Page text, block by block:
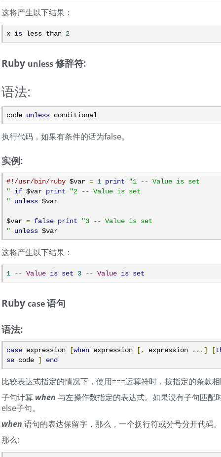
这将产生以下结果：
x is less than 2
Ruby unless修辞符:
语法:
code unless conditional
执行代码，如果有条件的话为false。
实例:
#!/usr/bin/ruby $var = 1 print
"1 -- Value is set
"
if $var print
"2 -- Value is set
"
unless $var
$var = false print
"3 -- Value is set
"
unless $var
这将产生以下结果：
1 -- Value is set 3 -- Value is set
Ruby case语句
语法:
case expression [when expression [, expression ...] [
se code ] end
比较表达式指定的情况下，使用===运算符时，按指定的条款
子句计算 when 与左操作数指定的表达式。如果没有子句匹配
else子句。
when 语句的表达保留字，那么，一个换行符或分号分开代码。
那么: